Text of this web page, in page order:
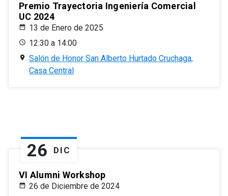
Premio Trayectoria Ingeniería Comercial
UC 2024
13 de Enero de 2025
12:30 a 14:00
Salón de Honor San Alberto Hurtado Cruchaga,
Casa Central
26 DIC
VI Alumni Workshop
26 de Diciembre de 2024